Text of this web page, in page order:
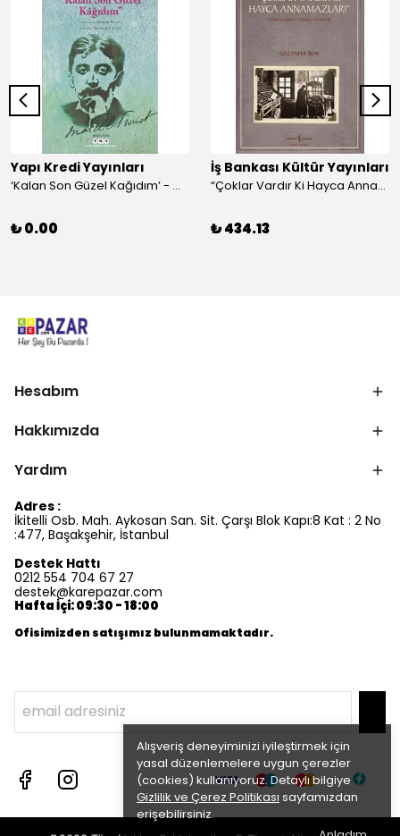
Alışveriş deneyiminizi iyileştirmek için
yasal düzenlemelere uygun çerezler
(cookies) kullanıyoruz. Detaylı bilgiye
Gizlilik ve Çerez Politikası sayfamızdan
erişebilirsiniz.
Yapı Kredi Yayınları
‘Kalan Son Güzel Kağıdım’ - Marcel Proust
₺ 0.00
İş Bankası Kültür Yayınları
“Çoklar Vardır Ki Hayca Annamazlar!” - Gazanfer İbar
₺ 434.13
Hesabım
Hakkımızda
Yardım
Adres :
İkitelli Osb. Mah. Aykosan San. Sit. Çarşı Blok Kapı:8 Kat : 2 No
:477, Başakşehir, İstanbul
Destek Hattı
0212 554 704 67 27
destek@karepazar.com
Hafta İçi: 09:30 - 18:00
Ofisimizden satışımız bulunmamaktadır.